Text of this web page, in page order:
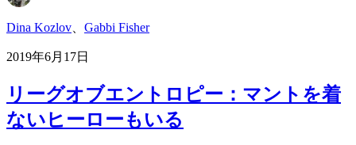
Dina Kozlov Gabbi Fisher
2019年6月17日
リーグオブエントロピー：マントを着
ないヒーローもいる